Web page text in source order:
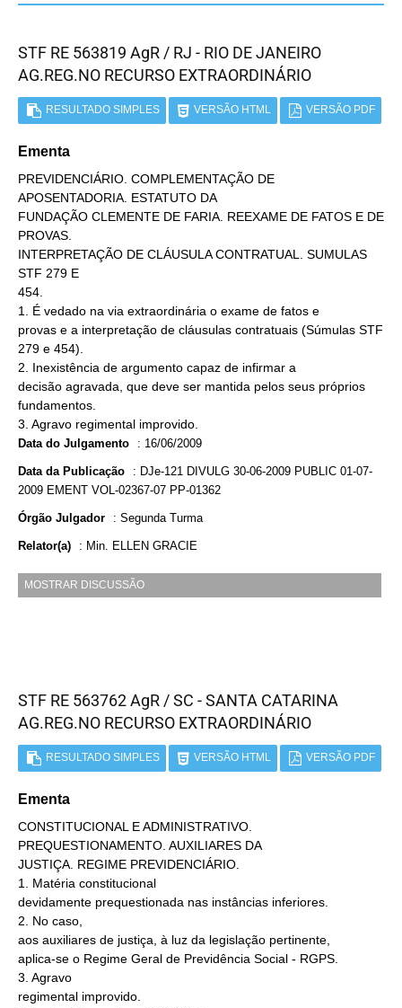
STF RE 563819 AgR / RJ - RIO DE JANEIRO
AG.REG.NO RECURSO EXTRAORDINÁRIO
RESULTADO SIMPLES VERSÃO HTML VERSÃO PDF
Ementa
PREVIDENCIÁRIO. COMPLEMENTAÇÃO DE
APOSENTADORIA. ESTATUTO DA
FUNDAÇÃO CLEMENTE DE FARIA. REEXAME DE FATOS E DE
PROVAS.
INTERPRETAÇÃO DE CLÁUSULA CONTRATUAL. SUMULAS
STF 279 E
454.
1. É vedado na via extraordinária o exame de fatos e
provas e a interpretação de cláusulas contratuais (Súmulas STF
279 e 454).
2. Inexistência de argumento capaz de infirmar a
decisão agravada, que deve ser mantida pelos seus próprios
fundamentos.
3. Agravo regimental improvido.
Data do Julgamento : 16/06/2009
Data da Publicação : DJe-121 DIVULG 30-06-2009 PUBLIC 01-07-
2009 EMENT VOL-02367-07 PP-01362
Órgão Julgador : Segunda Turma
Relator(a) : Min. ELLEN GRACIE
MOSTRAR DISCUSSÃO
STF RE 563762 AgR / SC - SANTA CATARINA
AG.REG.NO RECURSO EXTRAORDINÁRIO
RESULTADO SIMPLES VERSÃO HTML VERSÃO PDF
Ementa
CONSTITUCIONAL E ADMINISTRATIVO.
PREQUESTIONAMENTO. AUXILIARES DA
JUSTIÇA. REGIME PREVIDENCIÁRIO.
1. Matéria constitucional
devidamente prequestionada nas instâncias inferiores.
2. No caso,
aos auxiliares de justiça, à luz da legislação pertinente,
aplica-se o Regime Geral de Previdência Social - RGPS.
3. Agravo
regimental improvido.